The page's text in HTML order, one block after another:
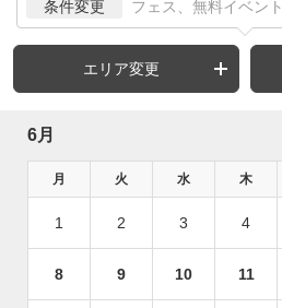
条件変更 フェス、無料イベント
エリア変更
6月
月 火 水 木
1 2 3 4
8 9 10 11